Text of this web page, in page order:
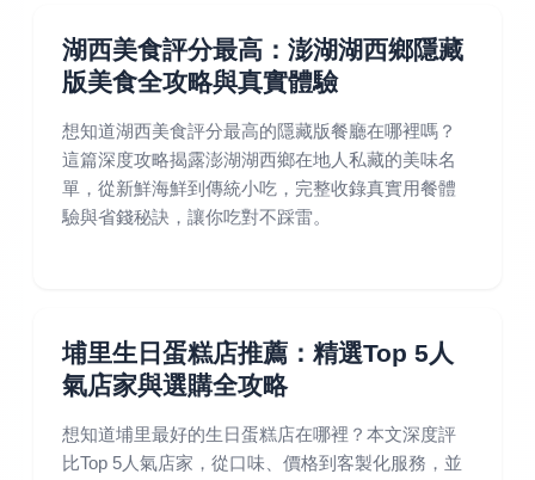
湖西美食評分最高：澎湖湖西鄉隱藏
版美食全攻略與真實體驗
想知道湖西美食評分最高的隱藏版餐廳在哪裡嗎？
這篇深度攻略揭露澎湖湖西鄉在地人私藏的美味名
單，從新鮮海鮮到傳統小吃，完整收錄真實用餐體
驗與省錢秘訣，讓你吃對不踩雷。
埔里生日蛋糕店推薦：精選Top 5人
氣店家與選購全攻略
想知道埔里最好的生日蛋糕店在哪裡？本文深度評
比Top 5人氣店家，從口味、價格到客製化服務，並